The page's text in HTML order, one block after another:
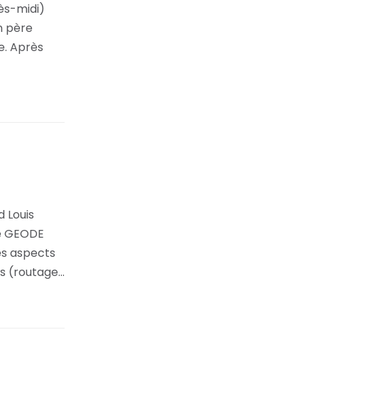
midi)
père
Après
Louis
aspects
(routage…